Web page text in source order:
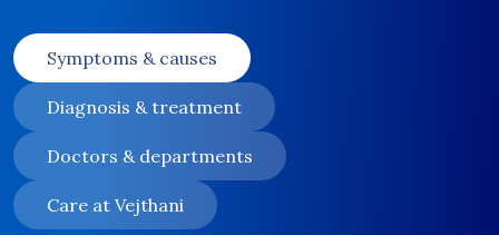
Symptoms & causes
Diagnosis & treatment
Doctors & departments
Care at Vejthani